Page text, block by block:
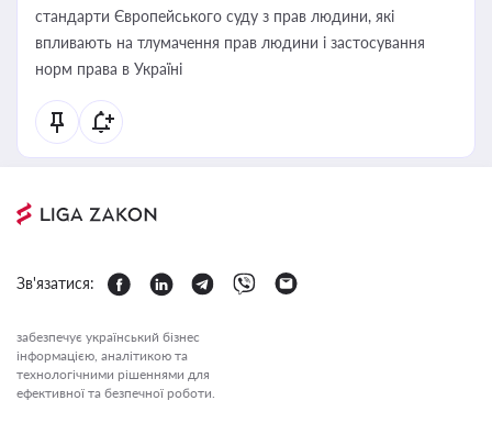
стандарти Європейського суду з прав людини, які
впливають на тлумачення прав людини і застосування
норм права в Україні
Зв'язатися:
забезпечує український бізнес
інформацією, аналітикою та
технологічними рішеннями для
ефективної та безпечної роботи.